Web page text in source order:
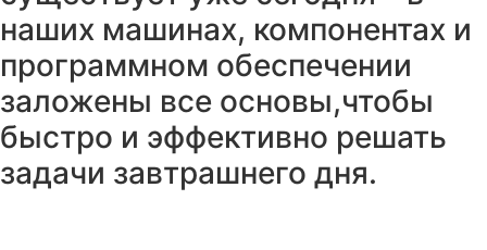
наших машинах, компонентах и
программном обеспечении
заложены все основы,чтобы
быстро и эффективно решать
задачи завтрашнего дня.